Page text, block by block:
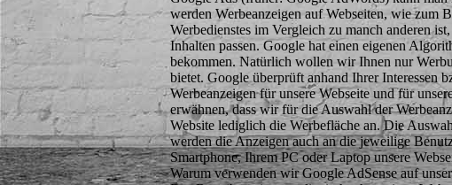
werden Werbeanzeigen auf Webseiten, wie zum
Werbedienstes im Vergleich zu manch anderen
Inhalten passen. Google hat einen eigenen
bekommen. Natürlich wollen wir Ihnen nur
bietet. Google überprüft anhand Ihrer Interessen
Werbeanzeigen für unsere Webseite und für
erwähnen, dass wir für die Auswahl der
Website lediglich die Werbefläche an. Die
werden die Anzeigen auch an die jeweilige
Smartphone, Ihrem PC oder Laptop unsere
Warum verwenden wir Google AdSense auf